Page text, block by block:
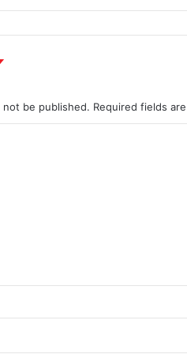
not be published. Required fields